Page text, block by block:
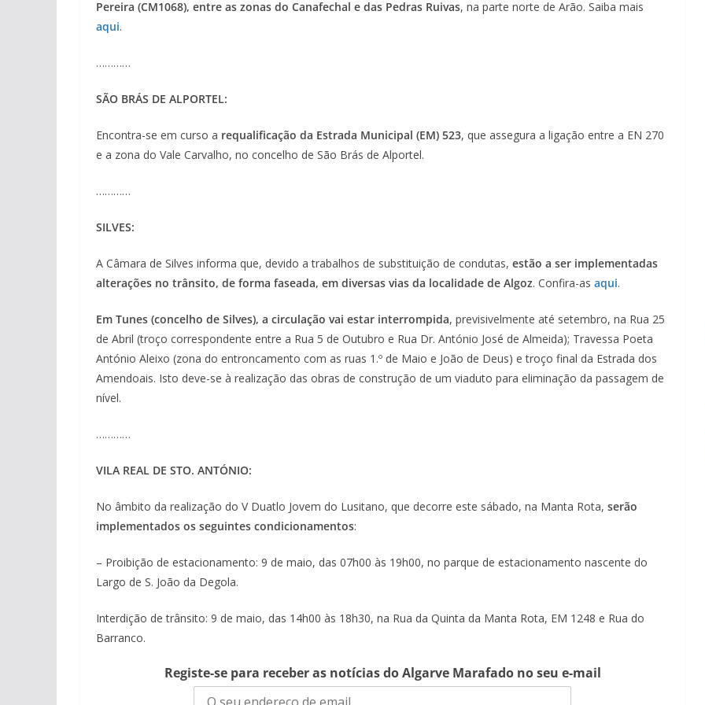
Pereira (CM1068), entre as zonas do Canafechal e das Pedras Ruivas, na parte norte de Arão. Saiba mais
aqui.
…………
SÃO BRÁS DE ALPORTEL:
Encontra-se em curso a requalificação da Estrada Municipal (EM) 523, que assegura a ligação entre a EN 270
e a zona do Vale Carvalho, no concelho de São Brás de Alportel.
…………
SILVES:
A Câmara de Silves informa que, devido a trabalhos de substituição de condutas, estão a ser implementadas
alterações no trânsito, de forma faseada, em diversas vias da localidade de Algoz. Confira-as aqui.
Em Tunes (concelho de Silves), a circulação vai estar interrompida, previsivelmente até setembro, na Rua 25
de Abril (troço correspondente entre a Rua 5 de Outubro e Rua Dr. António José de Almeida); Travessa Poeta
António Aleixo (zona do entroncamento com as ruas 1.º de Maio e João de Deus) e troço final da Estrada dos
Amendoais. Isto deve-se à realização das obras de construção de um viaduto para eliminação da passagem de
nível.
…………
VILA REAL DE STO. ANTÓNIO:
No âmbito da realização do V Duatlo Jovem do Lusitano, que decorre este sábado, na Manta Rota, serão
implementados os seguintes condicionamentos:
– Proibição de estacionamento: 9 de maio, das 07h00 às 19h00, no parque de estacionamento nascente do
Largo de S. João da Degola.
Interdição de trânsito: 9 de maio, das 14h00 às 18h30, na Rua da Quinta da Manta Rota, EM 1248 e Rua do
Barranco.
Registe-se para receber as notícias do Algarve Marafado no seu e-mail